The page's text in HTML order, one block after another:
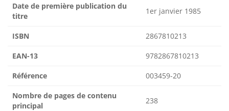
Date de première publication du
titre
1er janvier 1985
ISBN 2867810213
EAN-13 9782867810213
Référence 003459-20
Nombre de pages de contenu
principal
238